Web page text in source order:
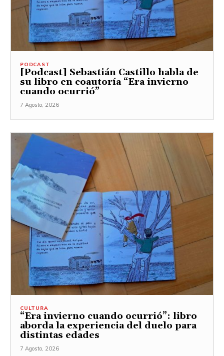
PODCAST
[Podcast] Sebastián Castillo habla de
su libro en coautoría “Era invierno
cuando ocurrió”
7 Agosto, 2026
CULTURA
“Era invierno cuando ocurrió”: libro
aborda la experiencia del duelo para
distintas edades
7 Agosto, 2026